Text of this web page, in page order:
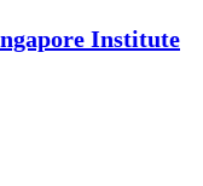
Institute